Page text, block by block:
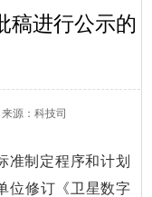
稿进行公示的
来源： 科技司
准制定程序和计划
位修订《卫星数字